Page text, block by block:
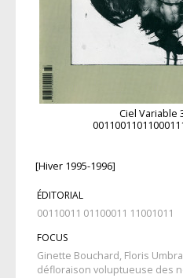
Ciel Variable
[Hiver 1995-1996]
ÉDITORIAL
00110011 01100011 11001011
FOCUS
Ginette Bouchard, Floris
défloraison voluptueuse des